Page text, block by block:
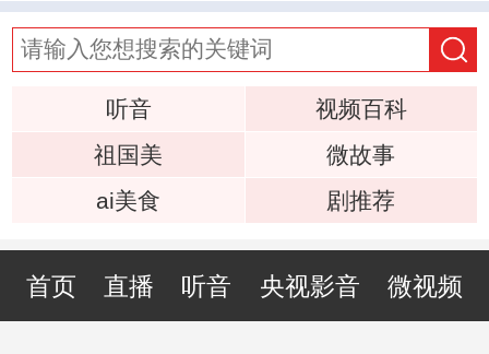
听音
视频百科
祖国美
微故事
ai美食
剧推荐
首页 直播 听音 央视影音 微视频